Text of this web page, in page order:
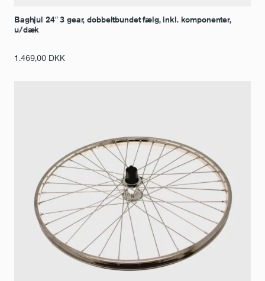
Baghjul 24″ 3 gear, dobbeltbundet fælg, inkl. komponenter,
u/dæk
1.469,00 DKK